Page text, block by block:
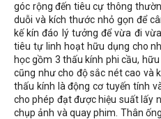
góc rộng đến tiêu cự thông
duỗi và kích thước nhỏ gọn để
kế kín đáo lý tưởng để vừa đi
tiêu tự linh hoạt hữu dụng cho
học gồm 3 thấu kính phi cầu,
cũng như cho độ sắc nét cao và
thấu kính là động cơ tuyến tính
cho phép đạt được hiệu suất lấy
chụp ảnh và quay phim. Thân